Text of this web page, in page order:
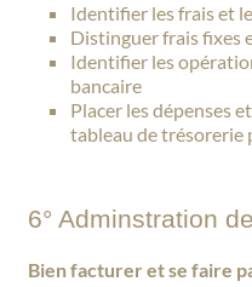
Identifier les frais et
Distinguer frais fixes
Identifier les
bancaire
Placer les dépenses
tableau de trésorerie
6° Adminstration
Bien facturer et se faire